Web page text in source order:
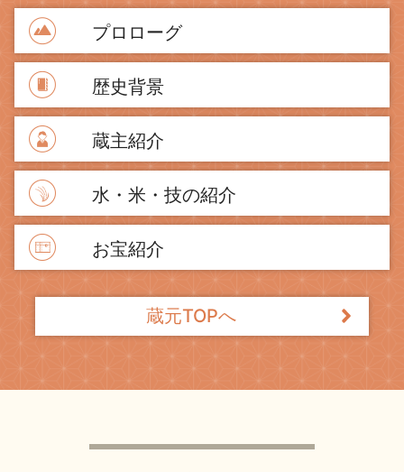
プロローグ
歴史背景
蔵主紹介
水・米・技の紹介
お宝紹介
蔵元TOPへ